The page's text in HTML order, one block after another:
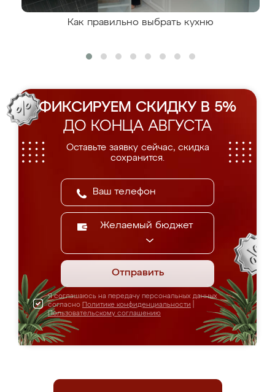
Как правильно выбрать кухню
ФИКСИРУЕМ СКИДКУ В 5%
ДО КОНЦА АВГУСТА
Оставьте заявку сейчас, скидка
сохранится.
Желаемый бюджет
Отправить
Я соглашаюсь на передачу персональных данных
согласно Политике конфиденциальности
Пользовательскому соглашению